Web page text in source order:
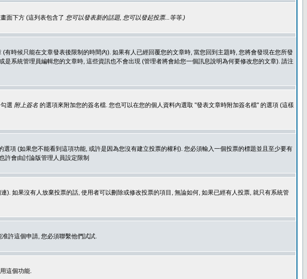
面下方 (這列表包含了 您可以發表新的話題, 您可以發起投票...等等.)
時候只能在文章發表後限制的時間內). 如果有人已經回覆您的文章時, 當您回到主題時, 您將會發現在您所發
系統管理員編輯您的文章時, 這些資訊也不會出現 (管理者將會給您一個訊息說明為何要修改您的文章). 請注
選 附上簽名 的選項來附加您的簽名檔. 您也可以在您的個人資料內選取 "發表文章時附加簽名檔" 的選項 (這樣
項 (如果您不能看到這項功能, 或許是因為您沒有建立投票的權利). 您必須輸入一個投票的標題並且至少要有
許會由討論版管理人員設定限制
如果沒有人放棄投票的話, 使用者可以刪除或修改投票的項目, 無論如何, 如果已經有人投票, 就只有系統管
許這個申請, 您必須聯繫他們試試.
這個功能.